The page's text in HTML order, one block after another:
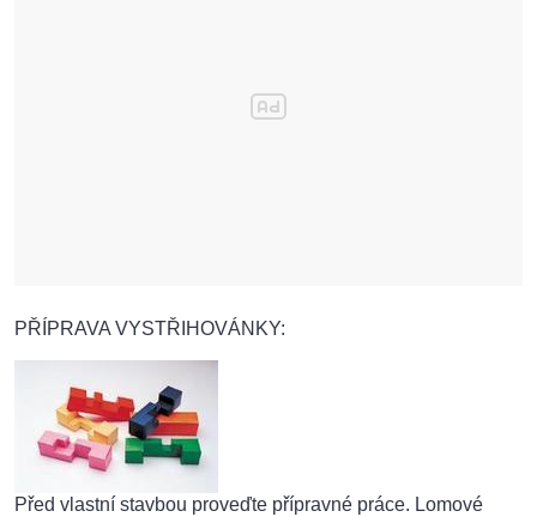
PŘÍPRAVA VYSTŘIHOVÁNKY:
Před vlastní stavbou proveďte přípravné práce. Lomové